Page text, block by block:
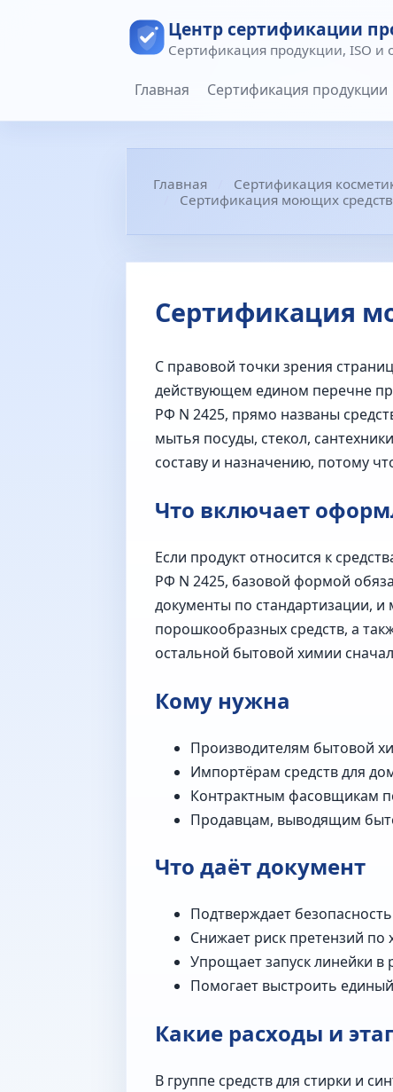
Центр сертификации
Сертификация продукции, ISO и
Главная Сертификация продукции
Главная
Сертификация
Сертификация моющих
Сертификация
С правовой точки зрения
действующем едином перечне
РФ N 2425, прямо названы
мытья посуды, стекол,
составу и назначению, потому
Что включает
Если продукт относится к
РФ N 2425, базовой формой
документы по стандартизации, и
порошкообразных средств, а
остальной бытовой химии
Кому нужна
Производителям бытовой
Импортёрам средств для
Контрактным фасовщикам
Продавцам, выводящим
Что даёт документ
Подтверждает
Снижает риск претензий по
Упрощает запуск линейки в
Помогает выстроить
Какие расходы и
В группе средств для стирки и